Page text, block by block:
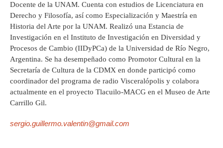
Docente de la UNAM. Cuenta con estudios de Licenciatura en
Derecho y Filosofía, así como Especialización y Maestría en
Historia del Arte por la UNAM. Realizó una Estancia de
Investigación en el Instituto de Investigación en Diversidad y
Procesos de Cambio (IIDyPCa) de la Universidad de Río Negro,
Argentina. Se ha desempeñado como Promotor Cultural en la
Secretaría de Cultura de la CDMX en donde participó como
coordinador del programa de radio Visceralópolis y colabora
actualmente en el proyecto Tlacuilo-MACG en el Museo de Arte
Carrillo Gil.
sergio.guillermo.valentin@gmail.com